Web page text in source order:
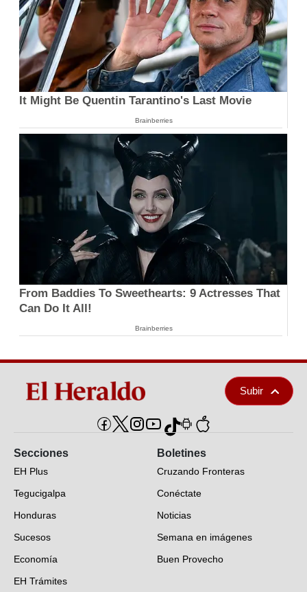
It Might Be Quentin Tarantino's Last Movie
Brainberries
From Baddies To Sweethearts: 9 Actresses That
Can Do It All!
Brainberries
Subir
Secciones
EH Plus
Tegucigalpa
Honduras
Sucesos
Economía
EH Trámites
Boletines
Cruzando Fronteras
Conéctate
Noticias
Semana en imágenes
Buen Provecho